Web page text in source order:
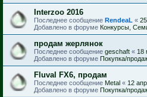
Interzoo 2016
Последнее сообщение RendeaL «
Добавлено в форуме Конкурсы,
продам жерлянок
Последнее сообщение geschaft « 18
Добавлено в форуме Покупка/
Fluval FX6, продам
Последнее сообщение Metal « 12
Добавлено в форуме Покупка/